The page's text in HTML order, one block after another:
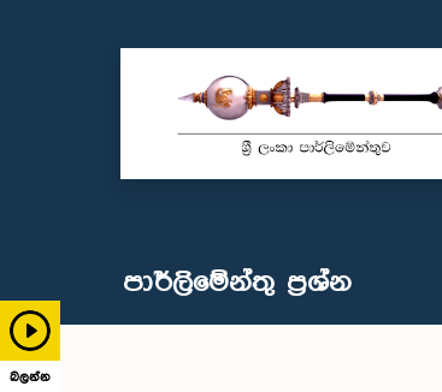
බලන්න
පාර්ලි‌මේන්තු‌ ප්‍රශ්න